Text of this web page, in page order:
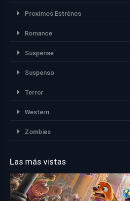
Proximos Estrénos
Romance
Suspense
Suspenso
Terror
Western
Zombies
Las más vistas